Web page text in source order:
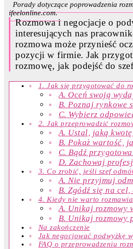
Porady dotyczące poprowadzenia
ifeelonline.com.
Rozmowa i negocjacje o
interesujących nas
rozmowa może przynieść
pozycji w firmie. Jak
rozmowę, jak podejść do
1. Jak się przygotować do
A. Oceń swoją
B. Poznaj rynkowe
C. Wybierz
2. Jak przeprowadzić
A. Ustal, jaką
B. Pokaż wartość,
C. Bądź
D. Zachowaj
3. Co zrobić, jeśli szef
A. Nie przyjmuj
B. Zgódź się na cel,
4. Kiedy nie warto
A. Unikaj rozmowy
B. Unikaj rozmowy
Na zakończenie
Jak negocjować podwyżkę
FAQ o przeprowadzeniu